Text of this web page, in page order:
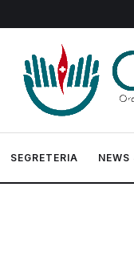
SEGRETERIA